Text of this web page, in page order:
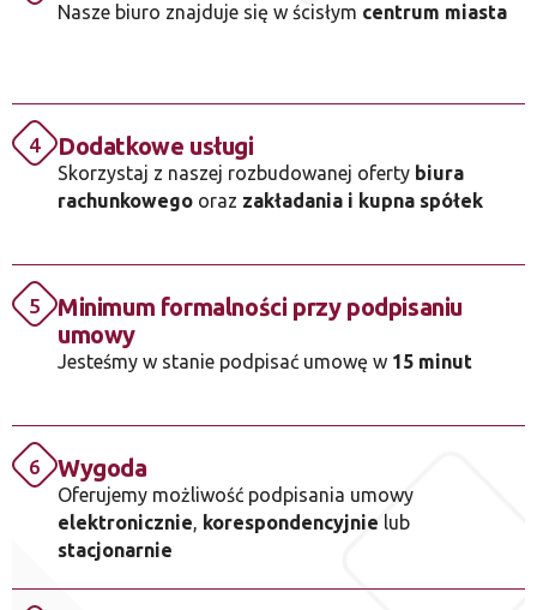
Nasze biuro znajduje się w ścisłym centrum miasta
4 Dodatkowe usługi
Skorzystaj z naszej rozbudowanej oferty biura
rachunkowego oraz zakładania i kupna spółek
5
Minimum formalności przy podpisaniu
umowy
Jesteśmy w stanie podpisać umowę w 15 minut
6 Wygoda
Oferujemy możliwość podpisania umowy
elektronicznie, korespondencyjnie lub
stacjonarnie